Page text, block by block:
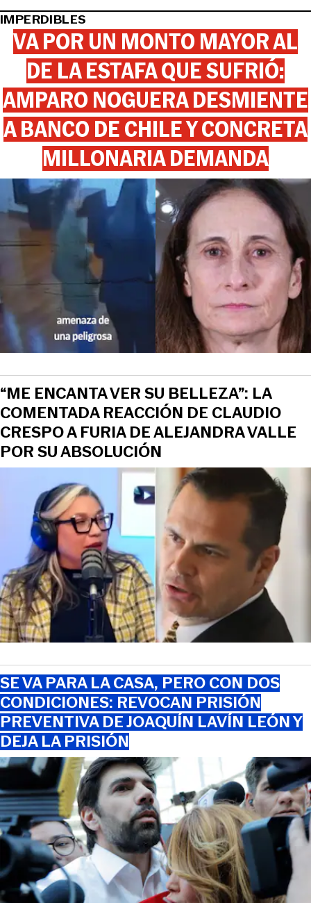
IMPERDIBLES
VA POR UN MONTO MAYOR AL
DE LA ESTAFA QUE SUFRIÓ:
AMPARO NOGUERA DESMIENTE
A BANCO DE CHILE Y CONCRETA
MILLONARIA DEMANDA
“ME ENCANTA VER SU BELLEZA”: LA
COMENTADA REACCIÓN DE CLAUDIO
CRESPO A FURIA DE ALEJANDRA VALLE
POR SU ABSOLUCIÓN
SE VA PARA LA CASA, PERO CON DOS
CONDICIONES: REVOCAN PRISIÓN
PREVENTIVA DE JOAQUÍN LAVÍN LEÓN Y
DEJA LA PRISIÓN